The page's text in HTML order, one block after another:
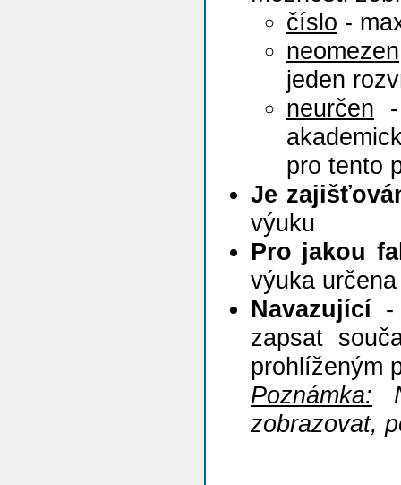
číslo -
neomezen
jeden
neurčen
pro tento
Je
výuku
Pro jakou
výuka určena
Navazující-
zapsat
prohlíženým
Poznámka:
zobrazovat,